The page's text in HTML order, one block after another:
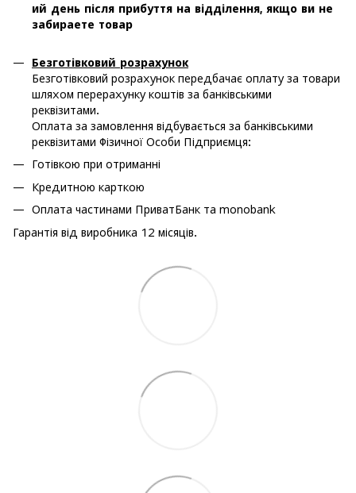
ий день після прибуття на відділення, якщо ви не
забираете товар
Безготівковий розрахунок
Безготівковий розрахунок передбачає оплату за товари
шляхом перерахунку коштів за банківськими
реквізитами.
Оплата за замовлення відбувається за банківськими
реквізитами Фізичної Особи Підприємця:
Готівкою при отриманні
Кредитною карткою
Оплата частинами ПриватБанк та monobank
Гарантія від виробника 12 місяців.